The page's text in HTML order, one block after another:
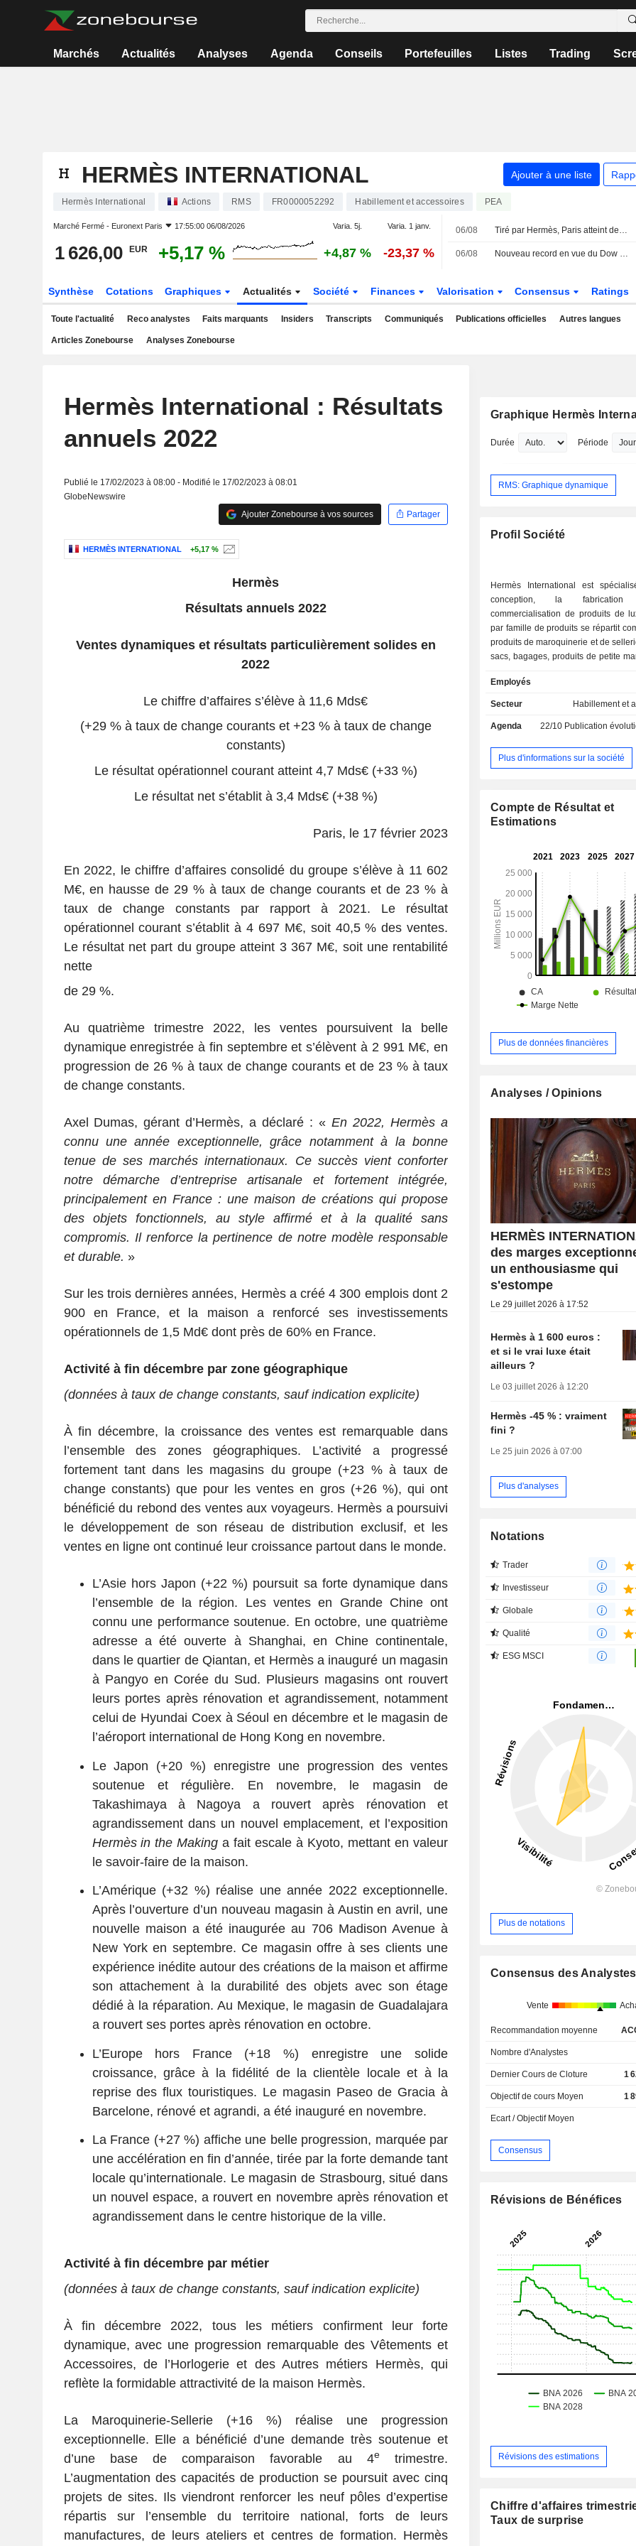
Marchés Actualités Analyses Agenda Conseils Portefeuilles Listes Trading
HERMÈS INTERNATIONAL Ajouter à une liste
Hermès International Actions RMS FR0000052292 Habillement et accessoires PEA
Marché Fermé - Euronext Paris 17:55:00 06/08/2026 Varia. 5j. Varia. 1 janv.
1 626,00 EUR +5,17 % +4,87 % -23,37 %
06/08 Tiré par Hermès, Paris atteint des sommets inexplorés
06/08 Nouveau record en vue du Dow Jones, l'Europe aussi sur des sommets
Synthèse Cotations Graphiques Actualités Société Finances Valorisation Consensus Ratings
Toute l'actualité Reco analystes Faits marquants Insiders Transcripts Communiqués Publications officielles Autres langues
Articles Zonebourse Analyses Zonebourse
Hermès International : Résultats
annuels 2022
Publié le 17/02/2023 à 08:00 - Modifié le 17/02/2023 à 08:01
GlobeNewswire
Ajouter Zonebourse à vos sources
Partager
HERMÈS INTERNATIONAL +5,17 %
Hermès
Résultats annuels 2022
Ventes dynamiques et résultats particulièrement solidesen
2022
Le chiffre d’affaires s’élève à 11,6 Mds€
(+29 % à taux de change courants et +23 % à taux de change
constants)
Le résultat opérationnel courant atteint 4,7 Mds€ (+33 %)
Le résultat net s’établit à 3,4 Mds€ (+38 %)
Paris, le 17 février 2023
En 2022, le chiffre d’affaires consolidé du groupe s’élève à 11 602
M€, en hausse de 29 % à taux de change courants et de 23 % à
taux de change constants par rapport à 2021. Le résultat
opérationnel courant s’établit à 4 697 M€, soit 40,5 % des ventes.
Le résultat net part du groupe atteint 3 367 M€, soit une rentabilité
nette
de 29 %.
Au quatrième trimestre 2022, les ventes poursuivent la belle
dynamique enregistrée à fin septembre et s’élèvent à 2 991 M€, en
progression de 26 % à taux de change courants et de 23 % à taux
de change constants.
Axel Dumas, gérant d’Hermès, a déclaré : «En 2022, Hermès a
connu une année exceptionnelle,grâce notammentà la bonne
tenue de ses marchés internationaux. Ce succès vient conforter
notre démarche d’entreprise artisanale et fortement intégrée,
principalement en France: une maison de créations qui propose
des objets fonctionnels, au style affirmé et à la qualité sans
compromis. Ilrenforce la pertinence denotre modèle responsable
etdurable. »
Sur les trois dernières années, Hermès a créé 4 300 emplois dont 2
900 en France, et la maison a renforcé ses investissements
opérationnels de 1,5 Md€ dont près de 60% en France.
Activité à fin décembrepar zone géographique
(donnéesà taux de change constants, sauf indication explicite)
À fin décembre, la croissance des ventes est remarquable dans
l’ensemble des zones géographiques. L’activité a progressé
fortement tant dans les magasins du groupe (+23 % à taux de
change constants) que pour les ventes en gros (+26 %), qui ont
bénéficié du rebond des ventes aux voyageurs. Hermès a poursuivi
le développement de son réseau de distribution exclusif, et les
ventes en ligne ont continué leur croissance partout dans le monde.
L’Asie hors Japon (+22 %) poursuit sa forte dynamique dans
l’ensemble de la région. Les ventes en Grande Chine ont
connu une performance soutenue. En octobre, une quatrième
adresse a été ouverte à Shanghai, en Chine continentale,
dans le quartier de Qiantan, et Hermès a inauguré un magasin
à Pangyo en Corée du Sud. Plusieurs magasins ont rouvert
leurs portes après rénovation et agrandissement, notamment
celui de Hyundai Coex à Séoul en décembre et le magasin de
l’aéroport international de Hong Kong en novembre.
Le Japon (+20 %) enregistre une progression des ventes
soutenue et régulière. En novembre, le magasin de
Takashimaya à Nagoya a rouvert après rénovation et
agrandissement dans un nouvel emplacement, et l’exposition
Hermès in theMaking a fait escale à Kyoto, mettant en valeur
le savoir-faire de la maison.
L’Amérique (+32 %) réalise une année 2022 exceptionnelle.
Après l’ouverture d’un nouveau magasin à Austin en avril, une
nouvelle maison a été inaugurée au 706 Madison Avenue à
New York en septembre. Ce magasin offre à ses clients une
expérience inédite autour des créations de la maison et affirme
son attachement à la durabilité des objets avec son étage
dédié à la réparation. Au Mexique, le magasin de Guadalajara
a rouvert ses portes après rénovation en octobre.
L’Europe hors France (+18 %) enregistre une solide
croissance, grâce à la fidélité de la clientèle locale et à la
reprise des flux touristiques. Le magasin Paseo de Gracia à
Barcelone, rénové et agrandi, a été inauguré en novembre.
La France (+27 %) affiche une belle progression, marquée par
une accélération en fin d’année, tirée par la forte demande tant
locale qu’internationale. Le magasin de Strasbourg, situé dans
un nouvel espace, a rouvert en novembre après rénovation et
agrandissement dans le centre historique de la ville.
Activité à fin décembre par métier
(donnéesà taux de change constants, sauf indication explicite)
À fin décembre 2022, tous les métiers confirment leur forte
dynamique, avec une progression remarquable des Vêtements et
Accessoires, de l’Horlogerie et des Autres métiers Hermès, qui
reflète la formidable attractivité de la maison Hermès.
La Maroquinerie-Sellerie (+16 %) réalise une progression
exceptionnelle. Elle a bénéficié d’une demande très soutenue et
d’une base de comparaison favorable au 4etrimestre.
L’augmentation des capacités de production se poursuit avec cinq
projets de sites. Ils viendront renforcer les neuf pôles d’expertise
répartis sur l’ensemble du territoire national, forts de leurs
manufactures, de leurs ateliers et centres de formation. Hermès
Graphique Hermès
Durée Période
RMS: Graphique dynamique
Profil Société
Hermès International est
conception, la
commercialisation de produits de
par famille de produits se répartit
produits de maroquinerie et de
sacs, bagages, produits de petite
et vêtements d'équitation, etc. ; - vêtements,
chaussures et accessoires (28,3%) ; - articles de
d'horlogerie (3,4%) ; - parfums et produits de
bijoux, produits d'art de vivre et
la table. A fin 2025, le groupe dispose d'un
France (9,8%), Europe (14,8%),
Asie-Pacifique (41,9%), Amériques
Employés
Secteur Habillement et
Agenda 22/10 Publication évolution de
Plus d'informations sur la société
Compte de Résultat et
Estimations
Plus de données financières
Analyses / Opinions
HERMÈS
des marges
un enthousiasme qui
s'estompe
Le 29 juillet 2026 à 17:52
Hermès à 1 600 euros :
et si le vrai luxe était
ailleurs ?
Le 03 juillet 2026 à 12:20
Hermès -45 % : vraiment
fini ?
Le 25 juin 2026 à 07:00
Plus d'analyses
Notations
Trader
Investisseur
Globale
Qualité
ESG MSCI
Plus de notations
Consensus des Analystes
Vente
Recommandation moyenne
Nombre d'Analystes
Dernier Cours de Cloture 1
Objectif de cours Moyen 1
Ecart / Objectif Moyen
Consensus
Révisions de Bénéfices
Révisions des estimations
Chiffre d'affaires
Taux de surprise